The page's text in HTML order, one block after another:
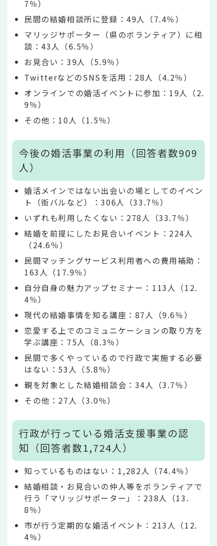
7％）
民間の結婚相談所に登録：49人（7.4％）
マリッジサポーター（県のボランティア）に相
談：43人（6.5％）
お見合い：39人（5.9％）
TwitterなどのSNSを活用：28人（4.2％）
オンラインでの婚活イベントに参加：19人（2.
9％）
その他：10人（1.5％）
今後の婚活事業の利用（回答者数909
人）
婚活メインではない出会いの場としてのイベン
ト（街バルなど）：306人（33.7％）
いずれも利用したくない：278人（33.7％）
結婚を前提にしたお見合いイベント：224人
（24.6％）
民間マッチングサービス利用者への費用補助：
163人（17.9％）
自分自身の魅力アップセミナー：113人（12.
4％）
現代の結婚事情を知る講座：87人（9.6％）
恋愛する上でのコミュニケーションの取り方を
学ぶ講座：75人（8.3％）
民間で多くやっているので行政で実施する必要
はない：53人（5.8％）
親を対象とした結婚相談会：34人（3.7％）
その他：27人（3.0％）
行政が行っている婚活支援事業の認
知（回答者数1,724人）
知っているものはない：1,282人（74.4％）
結婚相談・お見合いの仲人等をボランティアで
行う「マリッジサポーター」：238人（13.
8％）
市が行う定期的な婚活イベント：213人（12.
4％）